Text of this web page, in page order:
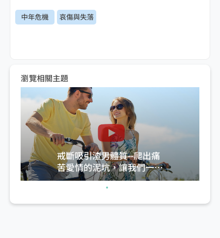
中年危機 哀傷與失落
瀏覽相關主題
戒斷吸引渣男體質--爬出痛
苦愛情的泥坑，讓我們一起
愛的剛剛好